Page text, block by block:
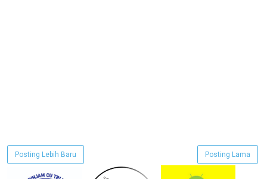
Posting Lebih Baru Posting Lama